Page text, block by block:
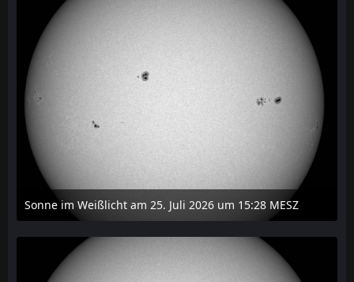
Sonne im Weißlicht am 25. Juli 2026 um 15:28 MESZ
27. Juli 2026 um 20:29